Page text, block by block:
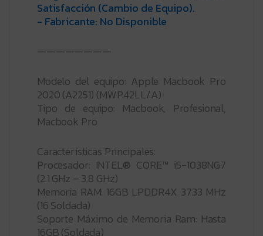
Satisfacción (Cambio de Equipo).
- Fabricante: No Disponible
————————
Modelo del equipo: Apple Macbook Pro
2020 (A2251) (MWP42LL/A)
Tipo de equipo: Macbook, Profesional,
Macbook Pro
Características Principales:
Procesador: INTEL® CORE™ i5-1038NG7
(2.1 GHz – 3.8 GHz)
Memoria RAM: 16GB LPDDR4X 3733 MHz
(16 Soldada)
Soporte Máximo de Memoria Ram: Hasta
16GB (Soldada)